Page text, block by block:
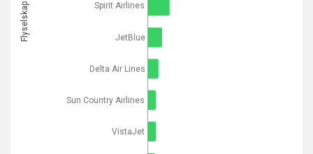
Spirit Airlines
JetBlue
Delta Air Lines
Sun Country Airlines
VistaJet
Flyselskap